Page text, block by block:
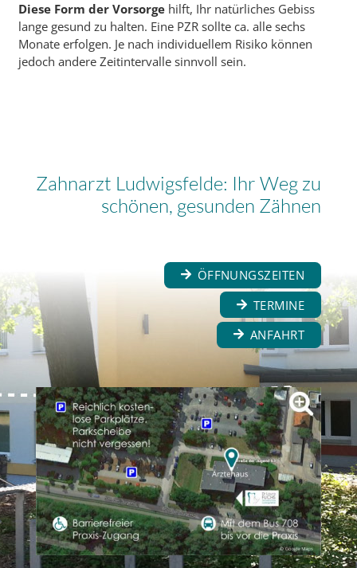
Diese Form der Vorsorgehilft, Ihr natürliches Gebiss
lange gesund zu halten. Eine PZR sollte ca. alle sechs
Monate erfolgen. Je nach individuellem Risiko können
jedoch andere Zeitintervalle sinnvoll sein.
Zahnarzt Ludwigsfelde: Ihr Weg zu
schönen, gesunden Zähnen
ÖFFNUNGSZEITEN
TERMINE
ANFAHRT